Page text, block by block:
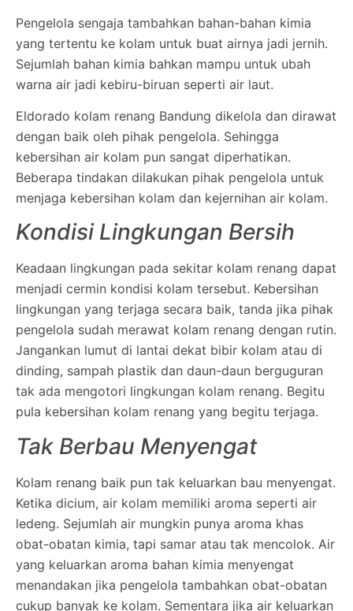
Pengelola sengaja tambahkan bahan-bahan kimia
yang tertentu ke kolam untuk buat airnya jadi jernih.
Sejumlah bahan kimia bahkan mampu untuk ubah
warna air jadi kebiru-biruan seperti air laut.
Eldorado kolam renang Bandung dikelola dan dirawat
dengan baik oleh pihak pengelola. Sehingga
kebersihan air kolam pun sangat diperhatikan.
Beberapa tindakan dilakukan pihak pengelola untuk
menjaga kebersihan kolam dan kejernihan air kolam.
Kondisi Lingkungan Bersih
Keadaan lingkungan pada sekitar kolam renang dapat
menjadi cermin kondisi kolam tersebut. Kebersihan
lingkungan yang terjaga secara baik, tanda jika pihak
pengelola sudah merawat kolam renang dengan rutin.
Jangankan lumut di lantai dekat bibir kolam atau di
dinding, sampah plastik dan daun-daun berguguran
tak ada mengotori lingkungan kolam renang. Begitu
pula kebersihan kolam renang yang begitu terjaga.
Tak Berbau Menyengat
Kolam renang baik pun tak keluarkan bau menyengat.
Ketika dicium, air kolam memiliki aroma seperti air
ledeng. Sejumlah air mungkin punya aroma khas
obat-obatan kimia, tapi samar atau tak mencolok. Air
yang keluarkan aroma bahan kimia menyengat
menandakan jika pengelola tambahkan obat-obatan
cukup banyak ke kolam. Sementara jika air keluarkan